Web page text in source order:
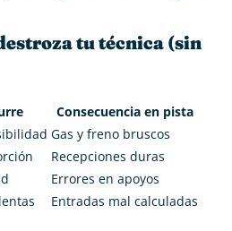
tu técnica (sin
Consecuencia en pista
Gas y freno bruscos
Recepciones duras
Errores en apoyos
Entradas mal calculadas